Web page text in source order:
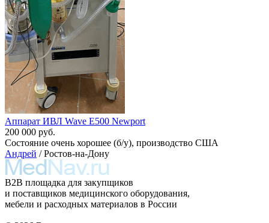
Аппарат ИВЛ Wave E500 Newport
200 000 руб.
Состояние очень хорошее (б/у), производство США
Андрей / Ростов-на-Дону
B2B площадка для закупщиков
и поставщиков медицинского оборудования,
мебели и расходных материалов в России